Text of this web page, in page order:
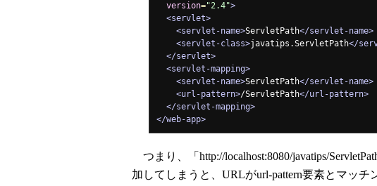
version="2.4">
<servlet>
<servlet-name>ServletPath</servlet-name>
<servlet-class>javatips.ServletPath</
</servlet>
<servlet-mapping>
<servlet-name>ServletPath</servlet-name>
<url-pattern>/ServletPath</url-pattern>
</servlet-mapping>
</web-app>
つまり、「http://localhost:8080/javatips/
加してしまうと、URLがurl-pattern要素とマッ